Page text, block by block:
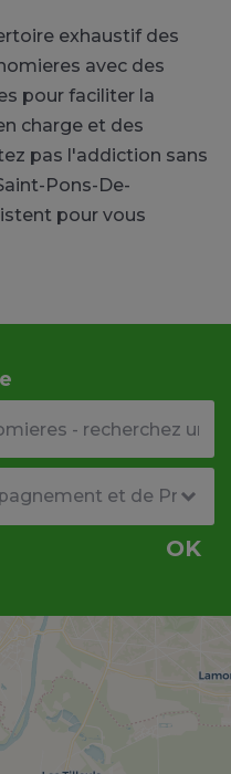
exhaustif des
avec des
pour faciliter la
charge et des
pas l'addiction sans
Pons-De-
pour vous
OK